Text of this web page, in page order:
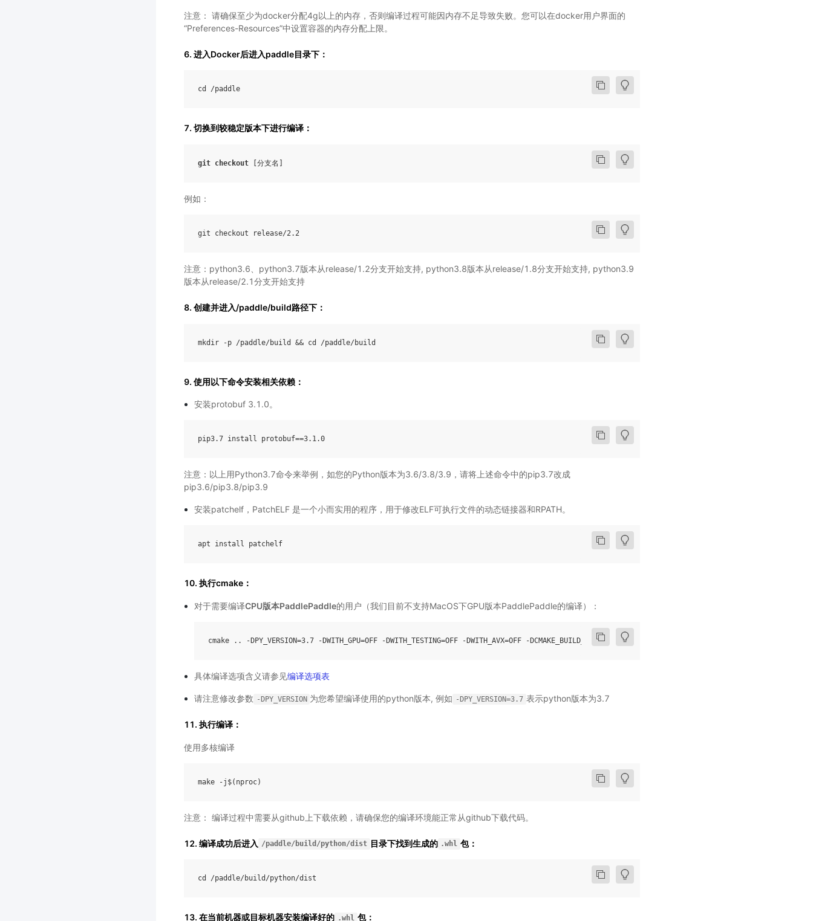
注意： 请确保至少为docker分配4g以上的内存，否则编译过程可能因内存不足导致失败。您可以在docker用户界面的
“Preferences-Resources”中设置容器的内存分配上限。
6. 进入Docker后进入paddle目录下：
cd /paddle
7. 切换到较稳定版本下进行编译：
git checkout 分支名
例如：
git checkout release/2.2
注意：python3.6、python3.7版本从release/1.2分支开始支持, python3.8版本从release/1.8分支开始支持, python3.9
版本从release/2.1分支开始支持
8. 创建并进入/paddle/build路径下：
mkdir -p /paddle/build && cd /paddle/build
9. 使用以下命令安装相关依赖：
安装protobuf 3.1.0。
pip3.7 install protobuf==3.1.0
注意：以上用Python3.7命令来举例，如您的Python版本为3.6/3.8/3.9，请将上述命令中的pip3.7改成
pip3.6/pip3.8/pip3.9
安装patchelf，PatchELF 是一个小而实用的程序，用于修改ELF可执行文件的动态链接器和RPATH。
apt install patchelf
10. 执行cmake：
对于需要编译CPU版本PaddlePaddle的用户（我们目前不支持MacOS下GPU版本PaddlePaddle的编译）：
cmake .. - DPY_VERSION=3.7 - DWITH_GPU=OFF - DWITH_TESTING=OFF - DWITH_AVX=OFF - DCMAKE_BUILD_TYPE= Release
具体编译选项含义请参见编译选项表
请注意修改参数 -DPY_VERSION 为您希望编译使用的python版本, 例如 -DPY_VERSION=3.7 表示python版本为3.7
11. 执行编译：
使用多核编译
注意： 编译过程中需要从github上下载依赖，请确保您的编译环境能正常从github下载代码。
12. 编译成功后进入 /paddle/build/python/dist 目录下找到生成的 .whl 包：
cd /paddle/build /python/dist
13. 在当前机器或目标机器安装编译好的 .whl 包：